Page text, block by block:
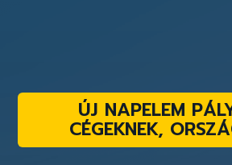
ÚJ NAPELEM
CÉGEKNEK,